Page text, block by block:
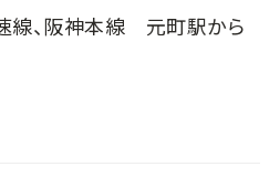
線、阪神本線 元町駅から